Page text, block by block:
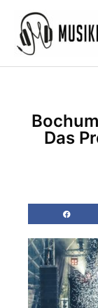
Inhalt
springen
Das